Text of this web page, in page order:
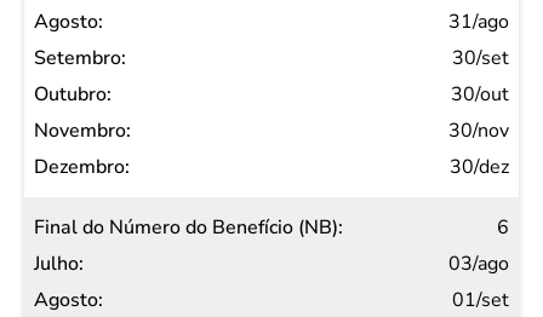
31/ago
30/set
30/out
30/nov
30/dez
6
03/ago
01/set